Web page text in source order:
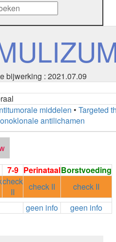
bijwerking : 2021.07.09
middelen •Targeted
antilichamen
7-9 PerinataalBorstvoeding
check
II
check II
check II
geen info
geen info